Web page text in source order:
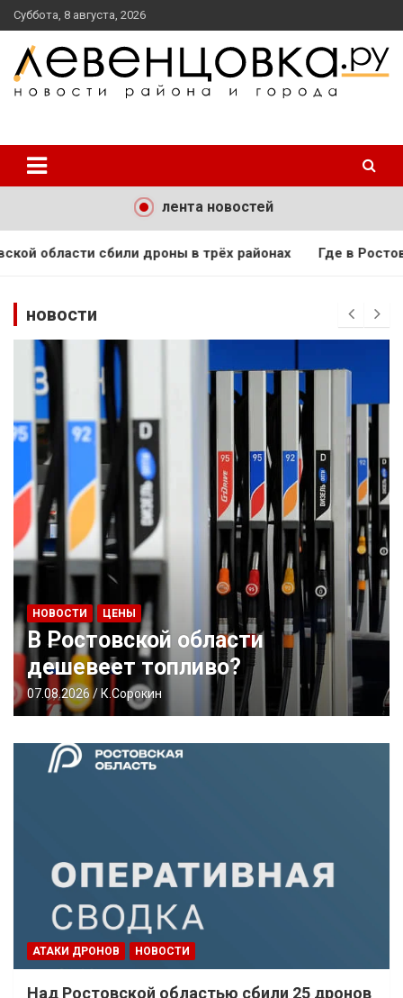
перейти
к
содержанию
Суббота, 8 августа, 2026
лента новостей
в трёх районах Где в Ростове жарче всего?
новости
АТАКИ ДРОНОВ НОВОСТИ
В Ростовской области сбили
дроны в трёх районах
07.08.2026 К.Сорокин
АТАКИ ДРОНОВ НОВОСТИ
Над Ростовской областью сбили 25 дронов